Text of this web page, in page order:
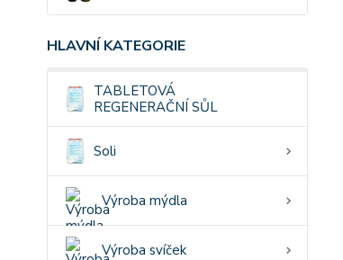
HLAVNÍ KATEGORIE
TABLETOVÁ
REGENERAČNÍ SŮL
Soli
Výroba mýdla
Výroba svíček